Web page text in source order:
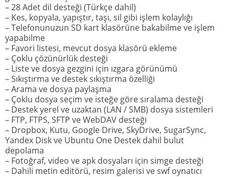
– 28 Adet dil desteği (Türkçe dahil)
– Kes, kopyala, yapıştır, taşı, sil gibi işlem kolaylığı
– Telefonunuzun SD kart klasörüne bakabilme ve işlem
yapabilme
– Favori listesi, mevcut dosya klasörü ekleme
– Çoklu çözünürlük desteği
– Liste ve dosya gezgini için ızgara görünümü
– Sıkıştırma ve destek sıkıştırma özelliği
– Arama ve dosya paylaşma
– Çoklu dosya seçim ve isteğe göre sıralama desteği
– Destek yerel ve uzaktan (LAN / SMB) dosya sistemleri
– FTP, FTPS, SFTP ve WebDAV desteği
– Dropbox, Kutu, Google Drive, SkyDrive, SugarSync,
Yandex Disk ve Ubuntu One Destek dahil bulut
depolama
– Fotoğraf, video ve apk dosyaları için simge desteği
– Dahili metin editörü, resim galerisi ve swf oynatıcı